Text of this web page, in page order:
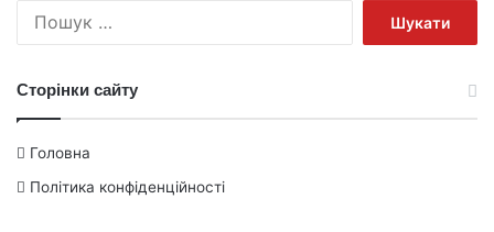
Сторінки сайту
Головна
Політика конфіденційності